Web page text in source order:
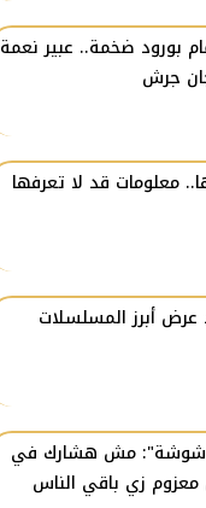
بورود ضخمة.. عبير نعمة
جرش
معلومات قد لا تعرفها
أبرز المسلسلات
مش هشارك في
زي باقي الناس